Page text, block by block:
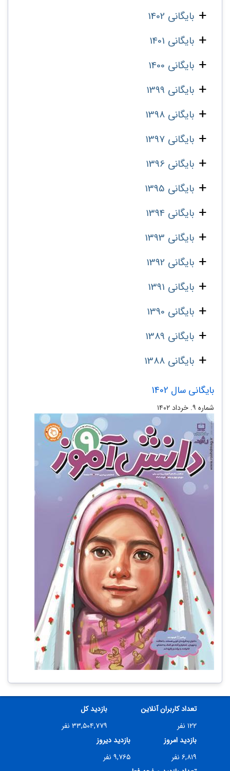
بایگانی 1402
بایگانی 1401
بایگانی 1400
بایگانی 1399
بایگانی 1398
بایگانی 1397
بایگانی 1396
بایگانی 1395
بایگانی 1394
بایگانی 1393
بایگانی 1392
بایگانی 1391
بایگانی 1390
بایگانی 1389
بایگانی 1388
بایگانی سال 1402
شماره ۹. خرداد ۱۴۰۲
تعداد کاربران آنلاین
۱۲۲ نفر
بازدید کل
۳۳,۵۰۴,۷۷۹ نفر
بازدید امروز
۶,۸۱۹ نفر
بازدید دیروز
۹,۷۶۵ نفر